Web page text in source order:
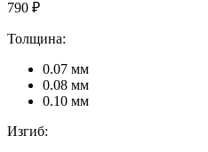
790 ₽
Толщина:
0.07 мм
0.08 мм
0.10 мм
Изгиб: